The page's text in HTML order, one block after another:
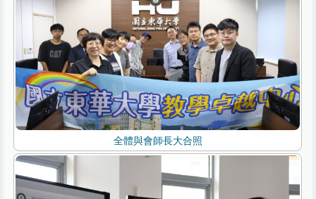
全體與會師長大合照